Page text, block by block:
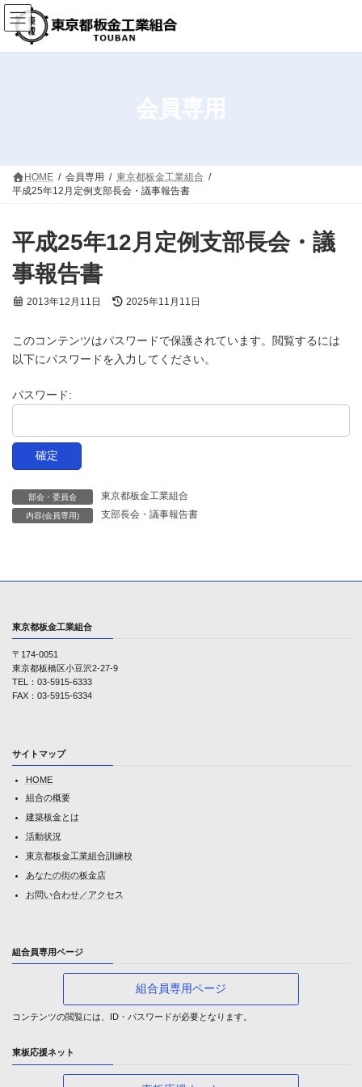
コ
ン
テ
ン
ナ
ビ
ゲ
ー
HOME 会員専用
東京都板金工業組合
平成25年12月定例支部長会・議事報告書
平成25年12月定例支部長会・議
事報告書
2013年12月11日
最
新
日
2025年11月11日
このコンテンツはパスワードで保護されています。閲覧するには
以下にパスワードを入力してください。
パスワード:
部会・委員会 東京都板金工業組合
内容(会員専用) 支部長会・議事報告書
東京都板金工業組合
〒174-0051
東京都板橋区小豆沢2-27-9
TEL：03-5915-6333
FAX：03-5915-6334
サイトマップ
HOME
組合の概要
建築板金とは
活動状況
東京都板金工業組合訓練校
あなたの街の板金店
お問い合わせ／アクセス
組合員専用ページ
組合員専用ページ
コンテンツの閲覧には、ID・パスワードが必要となります。
東板応援ネット